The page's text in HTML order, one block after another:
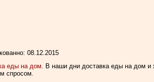
08.12.2015
еды на дом . В наши дни доставка еды на дом
спросом.